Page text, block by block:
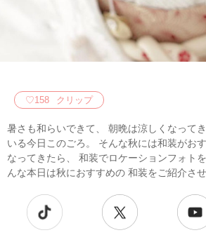
♡158 クリップ
暑さも和らいできて、 朝晩は涼しくなって
いる今日このごろ。 そんな秋には和装がお
なってきたら、 和装でロケーションフォト
んな本日は秋におすすめの 和装をご紹介さ